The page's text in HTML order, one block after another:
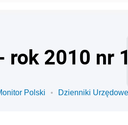
rok 2010 nr
Polski Dzienniki Urzędowe